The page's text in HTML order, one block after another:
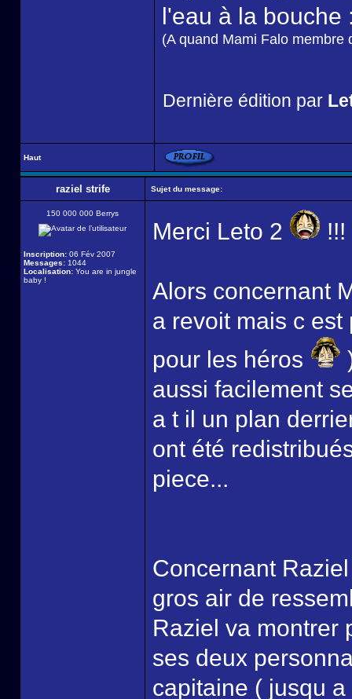
l'eau à la bouche
(A quand Mami Falo membre
Dernière édition par
Haut
raziel strife Sujet du message:
150 000 000 Berrys
Inscription: 06 Fév 2007
Messages: 1044
Localisation: You are in jungle
baby !
Merci Leto 2 !!!
Alors concernant
a revoit mais c
pour les héros
aussi facilement
a t il un plan
ont été
piece...
Concernant
gros air de
Raziel va montrer
ses deux
capitaine ( jusqu